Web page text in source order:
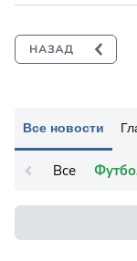
Все новости
Все